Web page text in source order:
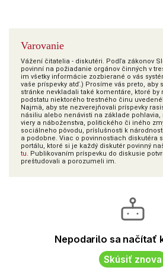
Varovanie
Vážení čitatelia - diskutéri. Podľa zákonov
povinní na požiadanie orgánov činných v
im všetky informácie zozbierané o vás
vaše príspevky atď.) Prosíme vás preto, aby
stránke nevkladali také komentáre, ktoré by
podstatu niektorého trestného činu
Najmä, aby ste nezverejňovali príspevky
násiliu alebo nenávisti na základe pohlavia,
viery a náboženstva, politického či iného
sociálneho pôvodu, príslušnosti k
a podobne. Viac o povinnostiach diskutéra
portálu, ktoré si je každý diskutér povinný
tu. Publikovaním príspevku do diskusie
preštudovali a porozumeli im.